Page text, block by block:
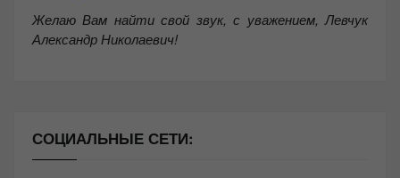
Желаю Вам найти свой звук, с уважением, Левчук
Александр Николаевич!
СОЦИАЛЬНЫЕ СЕТИ: